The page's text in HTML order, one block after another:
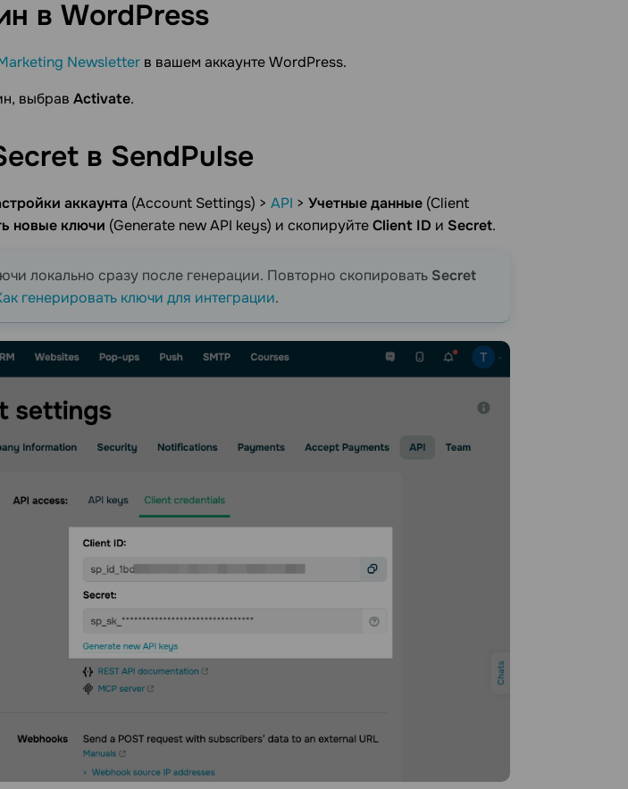
в WordPress
Newsletter в вашем аккаунте WordPress.
выбрав Activate.
в SendPulse
аккаунта (Account Settings) > API > Учетные данные (Client
новые ключи (Generate new API keys) и скопируйтеClient ID и Secret.
локально сразу после генерации. Повторно скопировать Secret
генерировать ключи для интеграции.